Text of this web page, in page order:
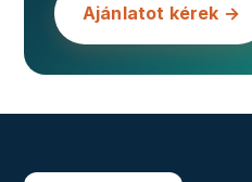
Ajánlatot kérek →